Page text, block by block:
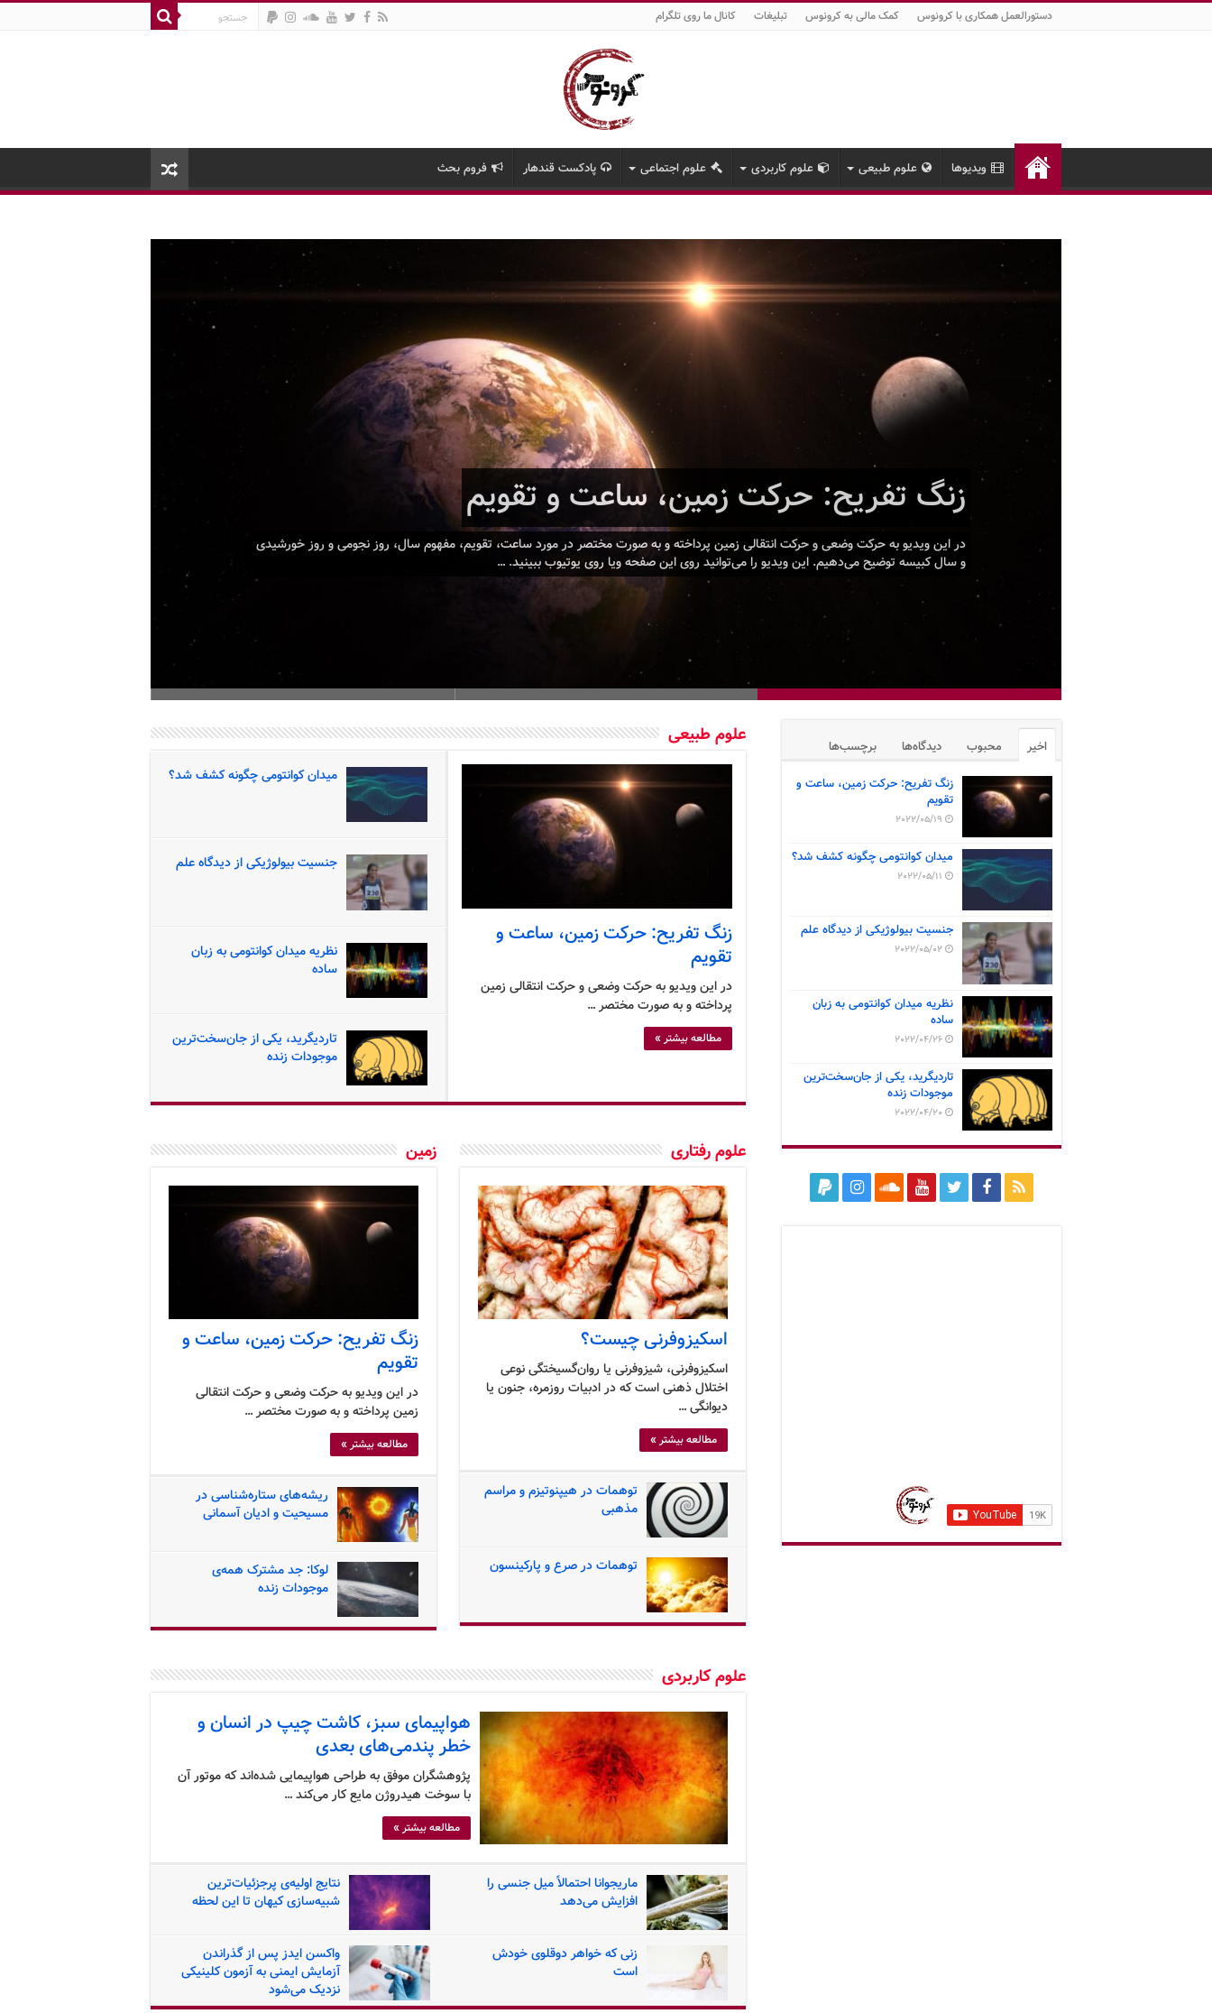
دستورالعمل همکاری با کرونوس کمک مالی به کرونوس تبلیغات کانال ما روی تلگرام
ویدیوها علوم طبیعی علوم کاربردی علوم اجتماعی پادکست قندهار فروم بحث
میدان کوانتومی چگونه کشف شد؟
طی بیست سال نخست قرن بیستم برخی نوابغ ریاضی توانستند دو کلید برای رمزگشایی جهان هستی کشف کنند. نظریه نسبیت عام و خاص
اینشتین برداشت ما را از حرکت، فضا و زمان برای همیشه تغییر داد. همچنین مکانیک کوانتوم به ما نشان داد که ما هنوز اطلاعات زیادی در مورد
بنیان مواد و ذرات در … …
علوم طبیعی
زنگ تفریح: حرکت زمین، ساعت و
تقویم
در این ویدیو به حرکت وضعی و حرکت انتقالی زمین
پرداخته و به صورت مختصر …
مطالعه بیشتر »
میدان کوانتومی چگونه کشف شد؟
جنسیت بیولوژیکی از دیدگاه علم
نظریه میدان کوانتومی به زبان
ساده
تاردیگرید، یکی از جان‌سخت‌ترین
موجودات زنده
زمین
زنگ تفریح: حرکت زمین، ساعت و
تقویم
در این ویدیو به حرکت وضعی و حرکت انتقالی
زمین پرداخته و به صورت مختصر …
مطالعه بیشتر »
ریشه‌های ستاره‌شناسی در
مسیحیت و ادیان آسمانی
لوکا: جد مشترک همه‌ی
موجودات زنده
علوم رفتاری
اسکیزوفرنی چیست؟
اسکیزوفرنی، شیزوفرنی یا روان‌گسیختگی نوعی
اختلال ذهنی است که در ادبیات روزمره، جنون یا
دیوانگی …
مطالعه بیشتر »
توهمات در هیپنوتیزم و مراسم
مذهبی
توهمات در صرع و پارکینسون
علوم کاربردی
هواپیمای سبز، کاشت چیپ در انسان و
خطر پندمی‌های بعدی
پژوهشگران موفق به طراحی هواپیمایی شده‌اند که موتور آن
با سوخت هیدروژن مایع کار می‌کند …
مطالعه بیشتر »
ماریجوانا احتمالاً میل جنسی را
افزایش می‌دهد
نتایج اولیه‌ی پرجزئیات‌ترین
شبیه‌سازی کیهان تا این لحظه
زنی که خواهر دوقلوی خودش
است
واکسن ایدز پس از گذراندن
آزمایش ایمنی به آزمون کلینیکی
نزدیک می‌شود
اخیر محبوب دیدگاه‌ها برچسب‌ها
زنگ تفریح: حرکت زمین، ساعت و
تقویم
2022/05/19
میدان کوانتومی چگونه کشف شد؟
2022/05/11
جنسیت بیولوژیکی از دیدگاه علم
2022/05/02
نظریه میدان کوانتومی به زبان
ساده
2022/04/26
تاردیگرید، یکی از جان‌سخت‌ترین
موجودات زنده
2022/04/20